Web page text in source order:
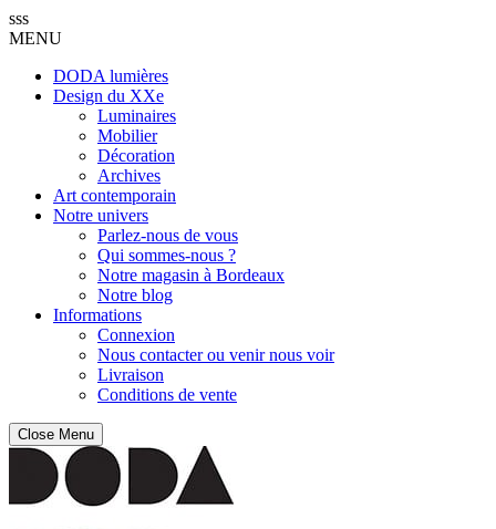
sss
MENU
DODA lumières
Design du XXe
Luminaires
Mobilier
Décoration
Archives
Art contemporain
Notre univers
Parlez-nous de vous
Qui sommes-nous ?
Notre magasin à Bordeaux
Notre blog
Informations
Connexion
Nous contacter ou venir nous voir
Livraison
Conditions de vente
Close Menu